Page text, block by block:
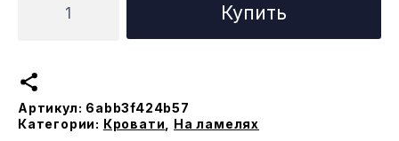
товара
Нега
на
ламеляx
Купить
Артикул: 6abb3f424b57
Категории: Кровати На ламелях